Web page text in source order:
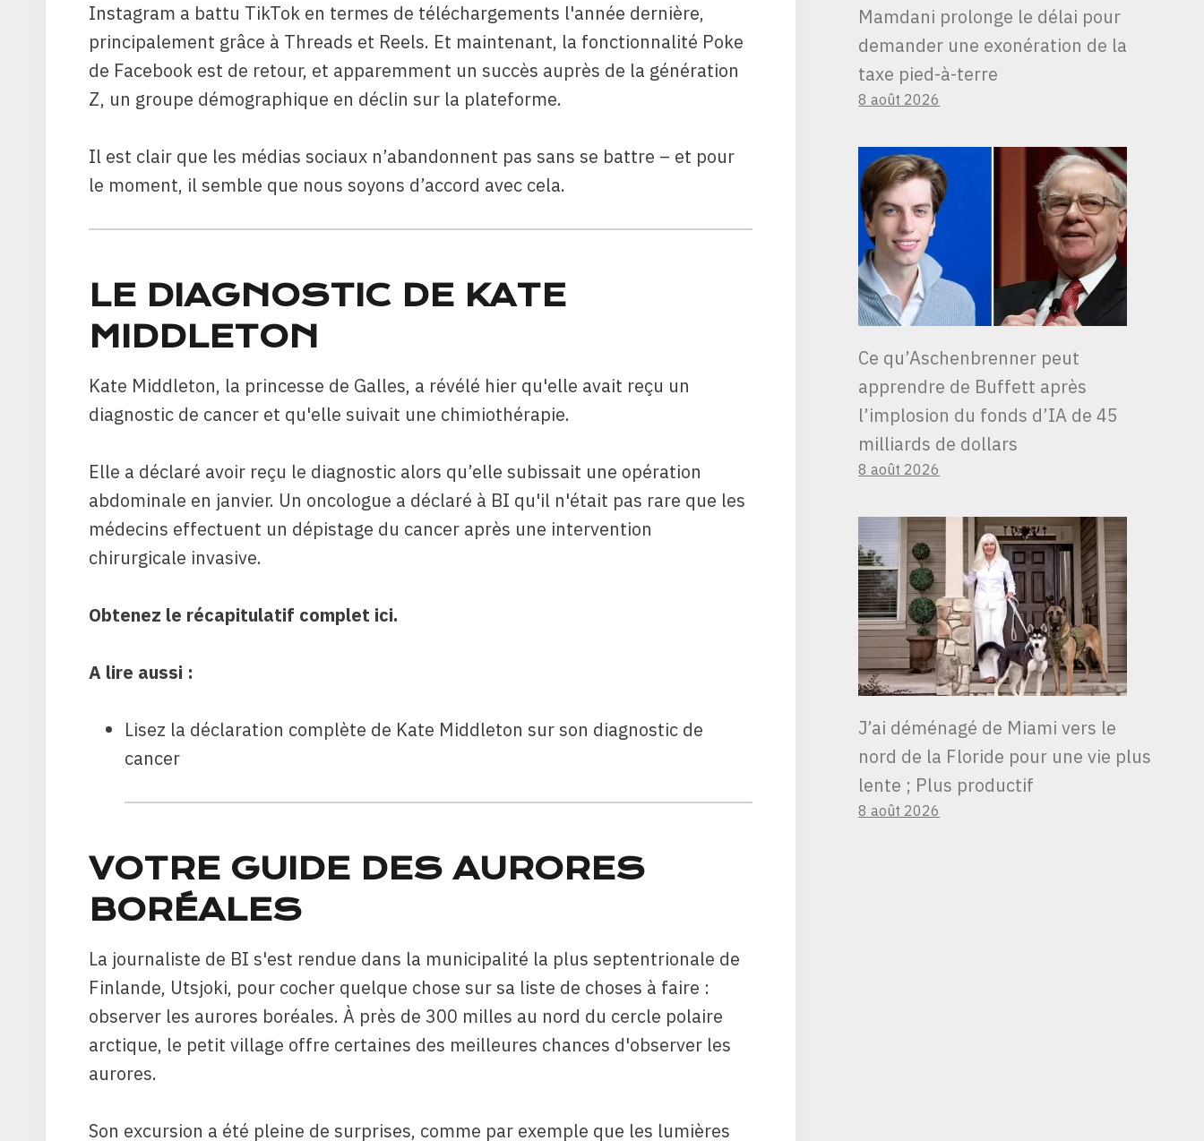
Instagram a battu TikTok en termes de téléchargements l'année dernière,
principalement grâce à Threads et Reels. Et maintenant, la fonctionnalité Poke
de Facebook est de retour, et apparemment un succès auprès de la génération
Z, un groupe démographique en déclin sur la plateforme.
Il est clair que les médias sociaux n’abandonnent pas sans se battre – et pour
le moment, il semble que nous soyons d’accord avec cela.
LE DIAGNOSTIC DE KATE
MIDDLETON
Kate Middleton, la princesse de Galles, a révélé hier qu'elle avait reçu un
diagnostic de cancer et qu'elle suivait une chimiothérapie.
Elle a déclaré avoir reçu le diagnostic alors qu’elle subissait une opération
abdominale en janvier. Un oncologue a déclaré à BI qu'il n'était pas rare que les
médecins effectuent un dépistage du cancer après une intervention
chirurgicale invasive.
Obtenez le récapitulatif complet ici.
A lire aussi :
Lisez la déclaration complète de Kate Middleton sur son diagnostic de
cancer
VOTRE GUIDE DES AURORES
BORÉALES
La journaliste de BI s'est rendue dans la municipalité la plus septentrionale de
Finlande, Utsjoki, pour cocher quelque chose sur sa liste de choses à faire :
observer les aurores boréales. À près de 300 milles au nord du cercle polaire
arctique, le petit village offre certaines des meilleures chances d'observer les
aurores.
Son excursion a été pleine de surprises, comme par exemple que les lumières
Mamdani prolonge le délai pour
demander une exonération de la
taxe pied-à-terre
8 août 2026
Ce qu’Aschenbrenner peut
apprendre de Buffett après
l’implosion du fonds d’IA de 45
milliards de dollars
8 août 2026
J’ai déménagé de Miami vers le
nord de la Floride pour une vie plus
lente ; Plus productif
8 août 2026